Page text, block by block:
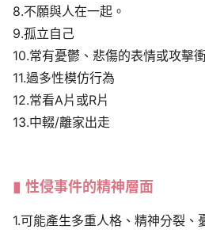
8.不願與人在一起。
9.孤立自己
10.常有憂鬱、悲傷的表情或攻擊
11.過多性模仿行為
12.常看A片或R片
13.中輟/離家出走
性侵事件的精神層面
1.可能產生多重人格、精神分裂、